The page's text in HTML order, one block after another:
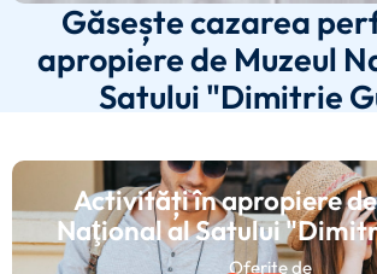
Găsește cazarea
apropiere de Muzeul
Satului "Dimitrie
Activități în apropiere de
Naţional al Satului
Oferite de